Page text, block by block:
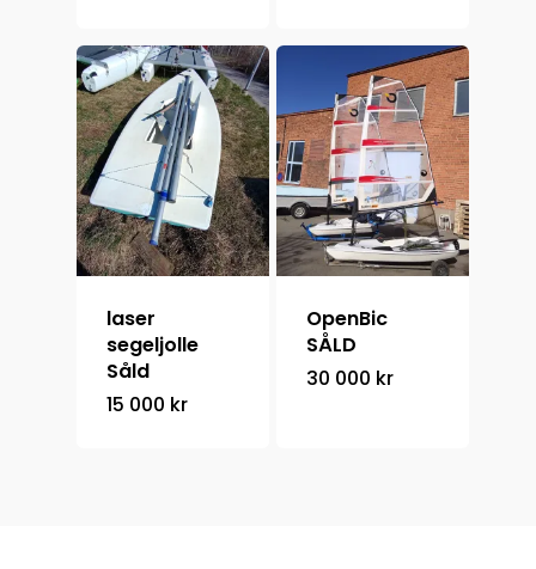
laser
segeljolle
Såld
15 000 kr
OpenBic
SÅLD
30 000 kr